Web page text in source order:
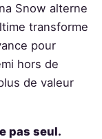
Snow alterne
transforme
pour
hors de
de valeur
pas seul.